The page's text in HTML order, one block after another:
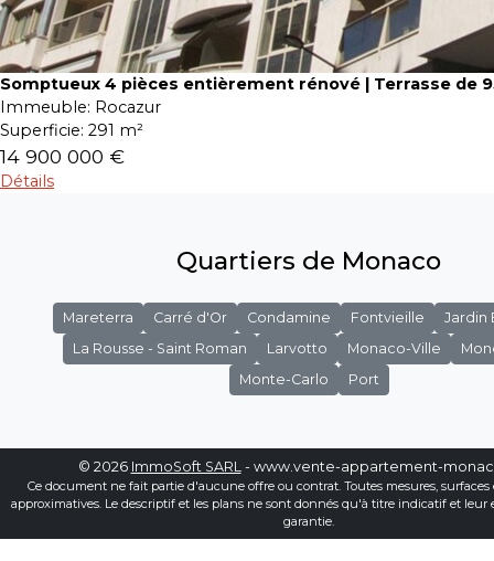
Somptueux 4 pièces entièrement rénové | Terrasse de
Immeuble: Rocazur
Superficie: 291 m²
14 900 000 €
Détails
Quartiers de Monaco
Mareterra Carré d'Or Condamine Fontvieille
Jardin
La Rousse - Saint Roman
Larvotto Monaco-Ville
Monte-Carlo
Port
© 2026 ImmoSoft SARL- www.vente-appartement-
Ce document ne fait partie d'aucune offre ou contrat. Toutes mesures, surfaces
approximatives. Le descriptif et les plans ne sont donnés qu'à titre indicatif et leur
garantie.